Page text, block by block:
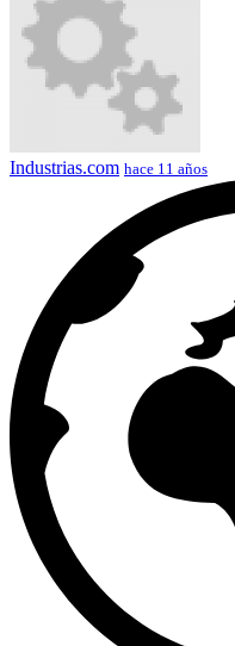
Industrias.com hace 11 años